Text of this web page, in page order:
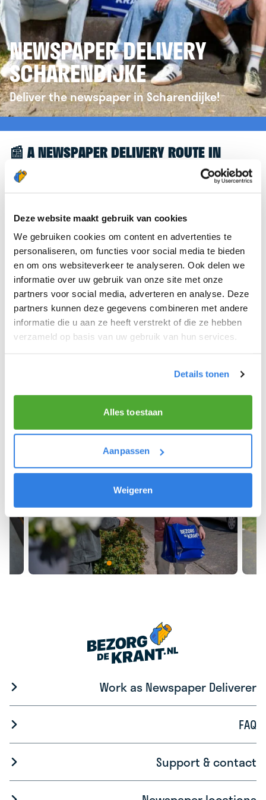
Deze website maakt gebruik van cookies
We gebruiken cookies om content en advertenties te
personaliseren, om functies voor social media te bieden
en om ons websiteverkeer te analyseren. Ook delen we
informatie over uw gebruik van onze site met onze
partners voor social media, adverteren en analyse. Deze
partners kunnen deze gegevens combineren met andere
informatie die u aan ze heeft verstrekt of die ze hebben
verzameld op basis van uw gebruik van hun services.
Details tonen
Alles toestaan
Aanpassen
Weigeren
NEWSPAPER DELIVERY
SCHARENDIJKE
Deliver the newspaper in Scharendijke!
📰 A NEWSPAPER DELIVERY ROUTE IN
SCHARENDIJKE
Great to see you're interested in a newspaper
further, we’d like to refer you to the
krantenbezorgen.nl website. There, you can easily
sign up to deliver newspapers in Scharendijke.
We hope you can get started soon and wish you
the best of luck! 🚴‍♂️💨
Work as Newspaper Deliverer
FAQ
Support & contact